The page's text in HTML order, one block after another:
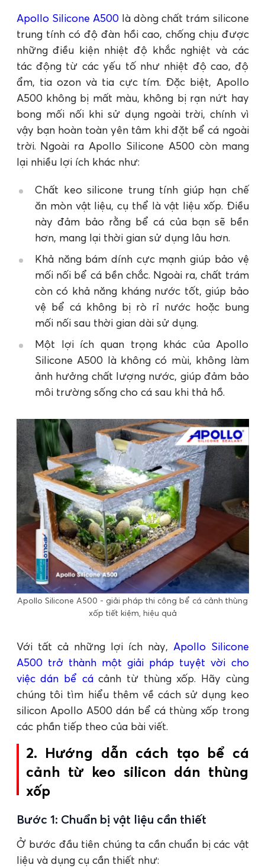
Apollo Silicone A500là dòng chất trám silicone
trung tính có độ đàn hồi cao, chống chịu được
những điều kiện nhiệt độ khắc nghiệt và các
tác động từ các yếu tố như nhiệt độ cao, độ
ẩm, tia ozon và tia cực tím. Đặc biệt, Apollo
A500 không bị mất màu, không bị rạn nứt hay
bong mối nối khi sử dụng ngoài trời, chính vì
vậy bạn hoàn toàn yên tâm khi đặt bể cá ngoài
trời. Ngoài ra Apollo Silicone A500 còn mang
lại nhiều lợi ích khác như:
Chất keo silicone trung tính giúp hạn chế
ăn mòn vật liệu, cụ thể là vật liệu xốp. Điều
này đảm bảo rằng bể cá của bạn sẽ bền
hơn, mang lại thời gian sử dụng lâu hơn.
Khả năng bám dính cực mạnh giúp bảo vệ
mối nối bể cá bền chắc. Ngoài ra, chất trám
còn có khả năng kháng nước tốt, giúp bảo
vệ bể cá không bị rò rỉ nước hoặc bung
mối nối sau thời gian dài sử dụng.
Một lợi ích quan trọng khác của Apollo
Silicone A500 là không có mùi, không làm
ảnh hưởng chất lượng nước, giúp đảm bảo
môi trường sống cho cá sau khi thả hồ.
Apollo Silicone A500 - giải pháp thi công bể cá cảnh thùng
xốp tiết kiệm, hiệu quả
Với tất cả những lợi ích này, Apollo Silicone
A500 trở thành một giải pháp tuyệt vời cho
việc dán bể cácảnh từ thùng xốp. Hãy cùng
chúng tôi tìm hiểu thêm về cách sử dụng keo
silicon Apollo A500 dán bể cá thùng xốp trong
các phần tiếp theo của bài viết.
2. Hướng dẫn cách tạo bể cá
cảnh từ keo silicon dán thùng
xốp
Bước 1: Chuẩn bị vật liệu cần thiết
Ở bước đầu tiên chúng ta cần chuẩn bị các vật
liệu và dụng cụ cần thiết như: